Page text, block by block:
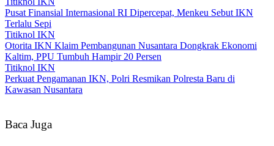
Pusat Finansial Internasional RI Dipercepat, Menkeu Sebut IKN
Terlalu Sepi
Titiknol IKN
Otorita IKN Klaim Pembangunan Nusantara Dongkrak Ekonomi
Kaltim, PPU Tumbuh Hampir 20 Persen
Titiknol IKN
Perkuat Pengamanan IKN, Polri Resmikan Polresta Baru di
Kawasan Nusantara
Baca Juga